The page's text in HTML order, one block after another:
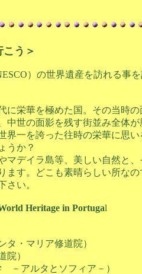
う＞
）の世界遺産を訪れる事
に栄華を極めた国。その当時
中世の面影を残す街並み全体が
界一を誇った往時の栄華に思
うか？
マデイラ島等、美しい自然と
ます。どこも素晴らしい所な
さい。
Heritage in Portugal
タ・マリア修道院）
）
アルタとソフィア－）